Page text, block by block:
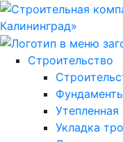
Строительство
Укладка